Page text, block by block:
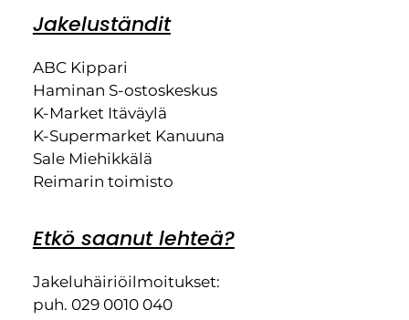
Jakeluständit
ABC Kippari
Haminan S-ostoskeskus
K-Market Itäväylä
K-Supermarket Kanuuna
Sale Miehikkälä
Reimarin toimisto
Etkö saanut lehteä?
Jakeluhäiriöilmoitukset:
puh. 029 0010 040